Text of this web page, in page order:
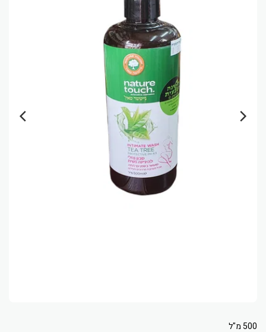
500 מ"ל